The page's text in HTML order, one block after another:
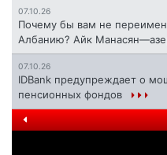
07.10.26
Почему бы вам не
Албанию? Айк
07.10.26
IDBank предупреждает о
пенсионных фондов